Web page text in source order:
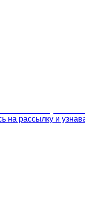
на рассылку и